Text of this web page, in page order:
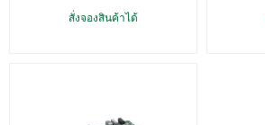
สั่งจองสินค้าได้